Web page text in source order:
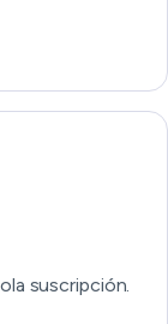
suscripción.